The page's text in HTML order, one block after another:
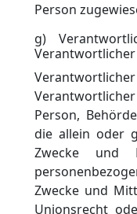
Person
g)
Verantwortlicher
Person,
die allein oder
Zwecke und
Zwecke und
Unionsrecht